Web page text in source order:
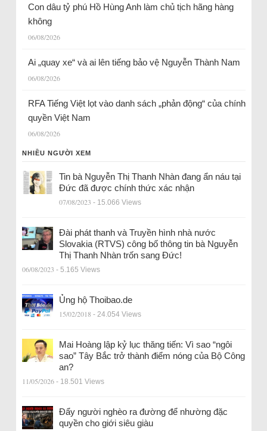
Con dâu tỷ phú Hồ Hùng Anh làm chủ tịch hãng hàng
không
06/08/2026
Ai „quay xe“ và ai lên tiếng bảo vệ Nguyễn Thành Nam
06/08/2026
RFA Tiếng Việt lọt vào danh sách „phản động“ của chính
quyền Việt Nam
06/08/2026
NHIỀU NGƯỜI XEM
Tin bà Nguyễn Thị Thanh Nhàn đang ẩn náu tại
Đức đã được chính thức xác nhận
07/08/2023 - 15.066 Views
Đài phát thanh và Truyền hình nhà nước
Slovakia (RTVS) công bố thông tin bà Nguyễn
Thị Thanh Nhàn trốn sang Đức!
06/08/2023 - 5.165 Views
Ủng hộ Thoibao.de
15/02/2018 - 24.054 Views
Mai Hoàng lập kỷ lục thăng tiến: Vì sao “ngôi
sao” Tây Bắc trở thành điểm nóng của Bộ Công
an?
11/05/2026 - 18.501 Views
Đẩy người nghèo ra đường để nhường đặc
quyền cho giới siêu giàu